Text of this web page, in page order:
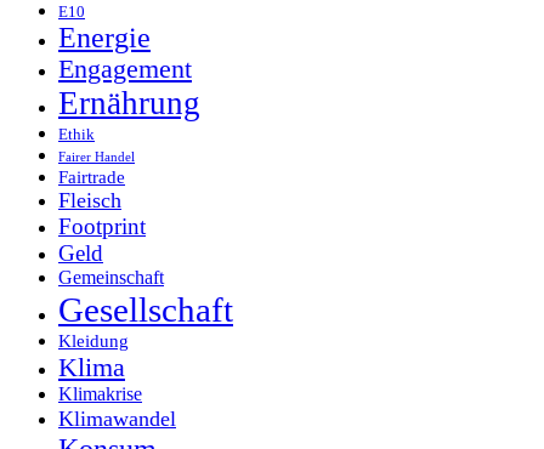
E10
Energie
Engagement
Ernährung
Ethik
Fairer Handel
Fairtrade
Fleisch
Footprint
Geld
Gemeinschaft
Gesellschaft
Kleidung
Klima
Klimakrise
Klimawandel